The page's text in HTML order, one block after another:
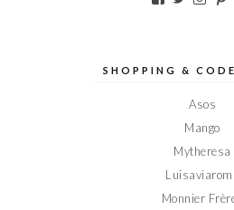
sursur sur
SHOPPING &
Asos
Mango
Mytheresa
Monnier